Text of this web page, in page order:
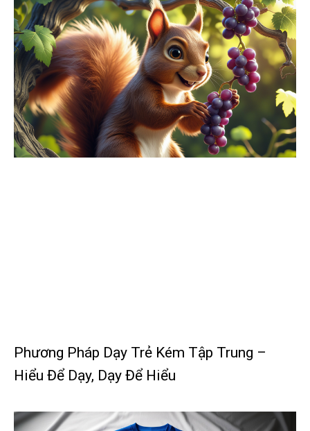
Phương Pháp Dạy Trẻ Kém Tập Trung –
Hiểu Để Dạy, Dạy Để Hiểu